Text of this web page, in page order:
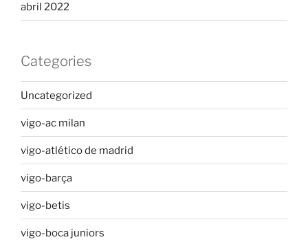
abril 2022
Categories
Uncategorized
vigo-ac milan
vigo-atlético de madrid
vigo-barça
vigo-betis
vigo-boca juniors